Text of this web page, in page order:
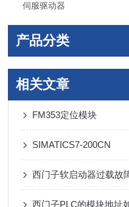
伺服驱动器
产品分类
相关文章
FM353定位模块
SIMATICS7-200CN
西门子软启动器过载故
西门子PLC的模块地址